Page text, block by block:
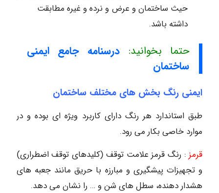
حیث‌ ساختمان‌ و عرض‌ و نرده‌ و غیره‌ مطابقت‌
داشته‌ باشد.
حتما بخوانید: درسنامه جامع ایمنی
ساختمان
ایمنی رنگ بخش های مختلف ساختمان
طبق استاندارد هر رنگ دارای کاربرد ویژه ای بوده و در
موارد خاصی بکار می رود.
قرمز: رنگ قرمز علامت توقف (کلیدهای توقف اضطراری)
و تجهیزات پیشگیری و مبارزه با حریق مانند جعبه های
هشدار دهنده، سطل های شن و … را نشان می دهد.